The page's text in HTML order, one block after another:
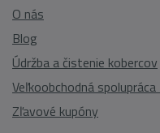
O nás
Blog
Údržba a čistenie kobercov
Veľkoobchodná
Zľavové kupóny